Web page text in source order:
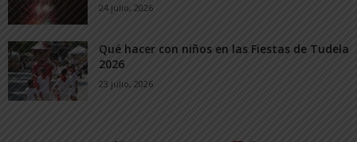
24 julio, 2026
Qué hacer con niños en las Fiestas de Tudela
2026
23 julio, 2026